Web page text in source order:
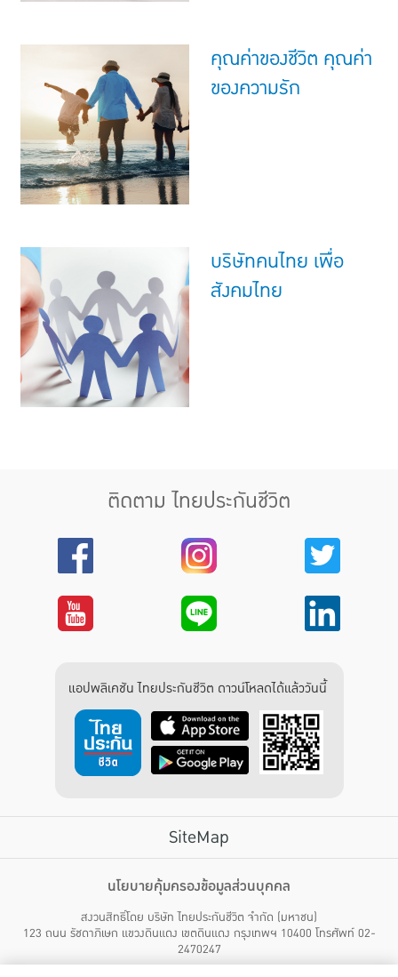
คุณค่าของชีวิต คุณค่า
ของความรัก
บริษัทคนไทย เพื่อ
สังคมไทย
ติดตาม ไทยประกันชีวิต
แอปพลิเคชัน ไทยประกันชีวิต ดาวน์โหลดได้แล้ววันนี้
SiteMap
ไทยประกันชีวิต HEALTH CARE SOLUTIONS
สิทธิพิเศษ
แอปพลิเคชัน ไทยประกันชีวิต
นโยบายคุ้มครองข้อมูลส่วนบุคคล
สงวนสิทธิ์โดย บริษัท ไทยประกันชีวิต จำกัด (มหาชน)
123 ถนน รัชดาภิเษก แขวงดินแดง เขตดินแดง กรุงเทพฯ 10400 โทรศัพท์ 02-
2470247